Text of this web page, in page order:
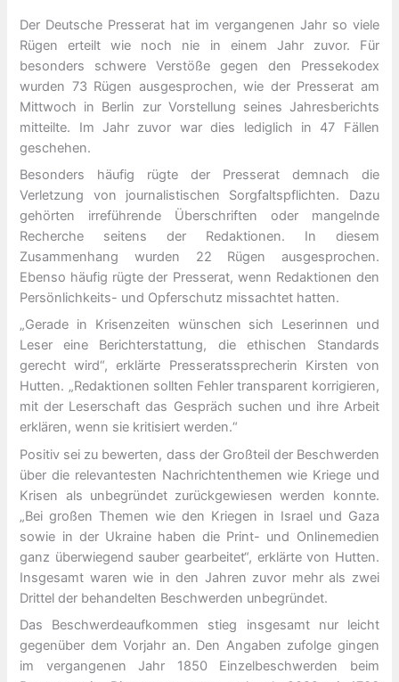
Der Deutsche Presserat hat im vergangenen Jahr so viele
Rügen erteilt wie noch nie in einem Jahr zuvor. Für
besonders schwere Verstöße gegen den Pressekodex
wurden 73 Rügen ausgesprochen, wie der Presserat am
Mittwoch in Berlin zur Vorstellung seines Jahresberichts
mitteilte. Im Jahr zuvor war dies lediglich in 47 Fällen
geschehen.
Besonders häufig rügte der Presserat demnach die
Verletzung von journalistischen Sorgfaltspflichten. Dazu
gehörten irreführende Überschriften oder mangelnde
Recherche seitens der Redaktionen. In diesem
Zusammenhang wurden 22 Rügen ausgesprochen.
Ebenso häufig rügte der Presserat, wenn Redaktionen den
Persönlichkeits- und Opferschutz missachtet hatten.
„Gerade in Krisenzeiten wünschen sich Leserinnen und
Leser eine Berichterstattung, die ethischen Standards
gerecht wird“, erklärte Presseratssprecherin Kirsten von
Hutten. „Redaktionen sollten Fehler transparent korrigieren,
mit der Leserschaft das Gespräch suchen und ihre Arbeit
erklären, wenn sie kritisiert werden.“
Positiv sei zu bewerten, dass der Großteil der Beschwerden
über die relevantesten Nachrichtenthemen wie Kriege und
Krisen als unbegründet zurückgewiesen werden konnte.
„Bei großen Themen wie den Kriegen in Israel und Gaza
sowie in der Ukraine haben die Print- und Onlinemedien
ganz überwiegend sauber gearbeitet“, erklärte von Hutten.
Insgesamt waren wie in den Jahren zuvor mehr als zwei
Drittel der behandelten Beschwerden unbegründet.
Das Beschwerdeaufkommen stieg insgesamt nur leicht
gegenüber dem Vorjahr an. Den Angaben zufolge gingen
im vergangenen Jahr 1850 Einzelbeschwerden beim